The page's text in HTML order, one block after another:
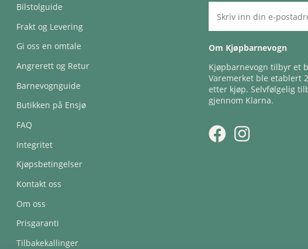
Bilstolguide
Frakt og Levering
Gi oss en omtale
Angrerett og Retur
Barnevognguide
Butikken på Ensjø
FAQ
Integritet
Kjøpsbetingelser
Kontakt oss
Om oss
Prisgaranti
Tilbakekallinger
Om Kjøpbarnevogn
Kjøpbarnevogn tilbyr et
Varemerket ble etablert
etter kjøp. Selvfølgelig
gjennom Klarna.